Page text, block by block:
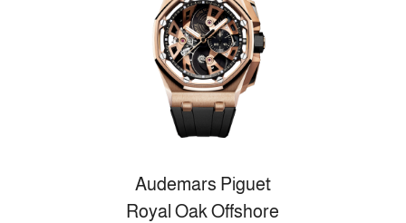
Audemars Piguet
Royal Oak Offshore